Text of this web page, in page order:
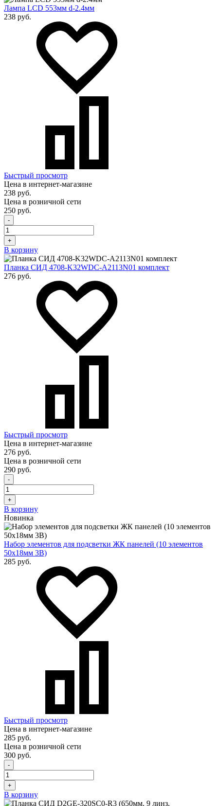
Лампа LCD 553мм d-2.4мм
238 руб.
Быстрый просмотр
Цена в интернет-магазине
238 руб.
Цена в розничной сети
250 руб.
-
+
В корзину
Планка СИД 4708-K32WDC-A2113N01 комплект
276 руб.
Быстрый просмотр
Цена в интернет-магазине
276 руб.
Цена в розничной сети
290 руб.
-
+
В корзину
Новинка
Набор элементов для подсветки ЖК панелей (10 элементов
50х18мм 3В)
285 руб.
Быстрый просмотр
Цена в интернет-магазине
285 руб.
Цена в розничной сети
300 руб.
-
+
В корзину